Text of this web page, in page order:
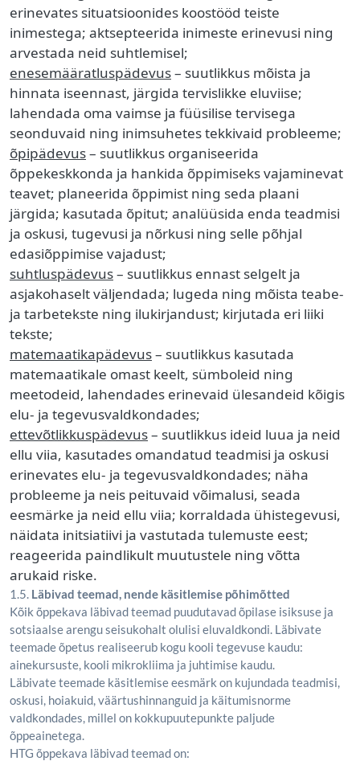
erinevates situatsioonides koostööd teiste
inimestega; aktsepteerida inimeste erinevusi ning
arvestada neid suhtlemisel;
enesemääratluspädevus– suutlikkus mõista ja
hinnata iseennast, järgida tervislikke eluviise;
lahendada oma vaimse ja füüsilise tervisega
seonduvaid ning inimsuhetes tekkivaid probleeme;
õpipädevus– suutlikkus organiseerida
õppekeskkonda ja hankida õppimiseks vajaminevat
teavet; planeerida õppimist ning seda plaani
järgida; kasutada õpitut; analüüsida enda teadmisi
ja oskusi, tugevusi ja nõrkusi ning selle põhjal
edasiõppimise vajadust;
suhtluspädevus– suutlikkus ennast selgelt ja
asjakohaselt väljendada; lugeda ning mõista teabe-
ja tarbetekste ning ilukirjandust; kirjutada eri liiki
tekste;
matemaatikapädevus– suutlikkus kasutada
matemaatikale omast keelt, sümboleid ning
meetodeid, lahendades erinevaid ülesandeid kõigis
elu- ja tegevusvaldkondades;
ettevõtlikkuspädevus– suutlikkus ideid luua ja neid
ellu viia, kasutades omandatud teadmisi ja oskusi
erinevates elu- ja tegevusvaldkondades; näha
probleeme ja neis peituvaid võimalusi, seada
eesmärke ja neid ellu viia; korraldada ühistegevusi,
näidata initsiatiivi ja vastutada tulemuste eest;
reageerida paindlikult muutustele ning võtta
arukaid riske.
1.5. Läbivad teemad, nende käsitlemise põhimõtted
Kõik õppekava läbivad teemad puudutavad õpilase isiksuse ja
sotsiaalse arengu seisukohalt olulisi eluvaldkondi. Läbivate
teemade õpetus realiseerub kogu kooli tegevuse kaudu:
ainekursuste, kooli mikrokliima ja juhtimise kaudu.
Läbivate teemade käsitlemise eesmärk on kujundada teadmisi,
oskusi, hoiakuid, väärtushinnanguid ja käitumisnorme
valdkondades, millel on kokkupuutepunkte paljude
õppeainetega.
HTG õppekava läbivad teemad on: